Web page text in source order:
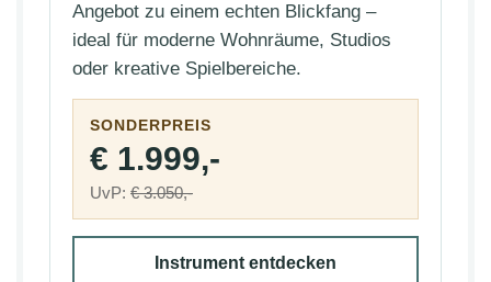
Angebot zu einem echten Blickfang –
ideal für moderne Wohnräume, Studios
oder kreative Spielbereiche.
SONDERPREIS
€ 1.999,-
UvP: € 3.050,-
Instrument entdecken